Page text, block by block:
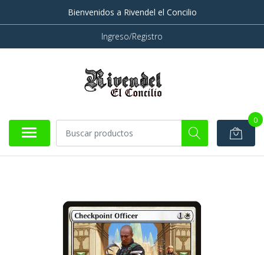
Bienvenidos a Rivendel el Concilio
Ingreso/Registro
0